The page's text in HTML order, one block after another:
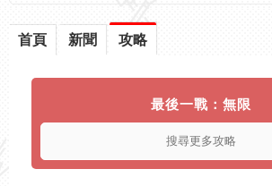
首頁 新聞 攻略
最後一戰：無限